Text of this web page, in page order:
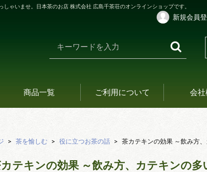
しゃいませ。日本茶のお店 株式会社 広島千茶荘のオンラインショップです。
新規会員
商品一覧 ご利用について 会
茶を愉しむ 役に立つお茶の話 茶カテキンの効果 ～飲み方
テキンの効果 ～飲み方、カテキンの多